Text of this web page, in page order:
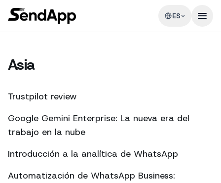
ES
Asia
Trustpilot review
Google Gemini Enterprise: La nueva era del
trabajo en la nube
Introducción a la analítica de WhatsApp
Automatización de WhatsApp Business: